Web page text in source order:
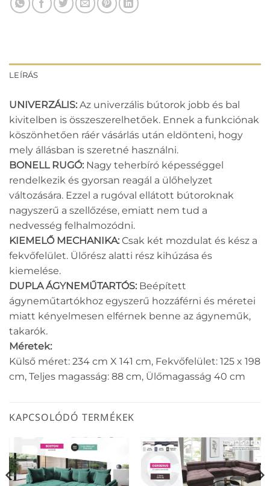
LEÍRÁS
UNIVERZÁLIS: Az univerzális bútorok jobb és bal
kivitelben is összeszerelhetőek. Ennek a funkciónak
köszönhetően ráér vásárlás után eldönteni, hogy
mely állásban is szeretné használni.
BONELL RUGÓ: Nagy teherbíró képességgel
rendelkezik és gyorsan reagál a ülőhelyzet
változására. Ezzel a rugóval ellátott bútoroknak
nagyszerű a szellőzése, emiatt nem tud a
nedvesség felhalmozódni.
KIEMELŐ MECHANIKA: Csak két mozdulat és kész a
fekvőfelület. Ülőrész alatti rész kihúzása és
kiemelése.
DUPLA ÁGYNEMŰTARTÓS: Beépített
ágyneműtartókhoz egyszerű hozzáférni és méretei
miatt kényelmesen elférnek benne az ágyneműk,
takarók.
Méretek:
Külső méret: 234 cm X 141 cm, Fekvőfelület: 125 x 198
cm, Teljes magasság: 88 cm, Ülőmagasság 40 cm
KAPCSOLÓDÓ TERMÉKEK